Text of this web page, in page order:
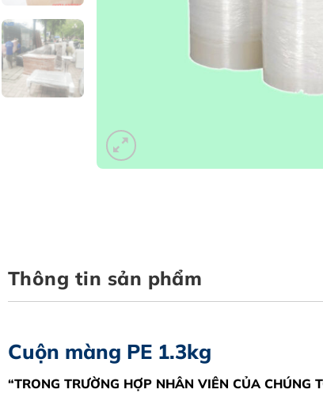
Thông tin sản phẩm
Cuộn màng PE 1.3kg
“TRONG TRƯỜNG HỢP NHÂN VIÊN CỦA